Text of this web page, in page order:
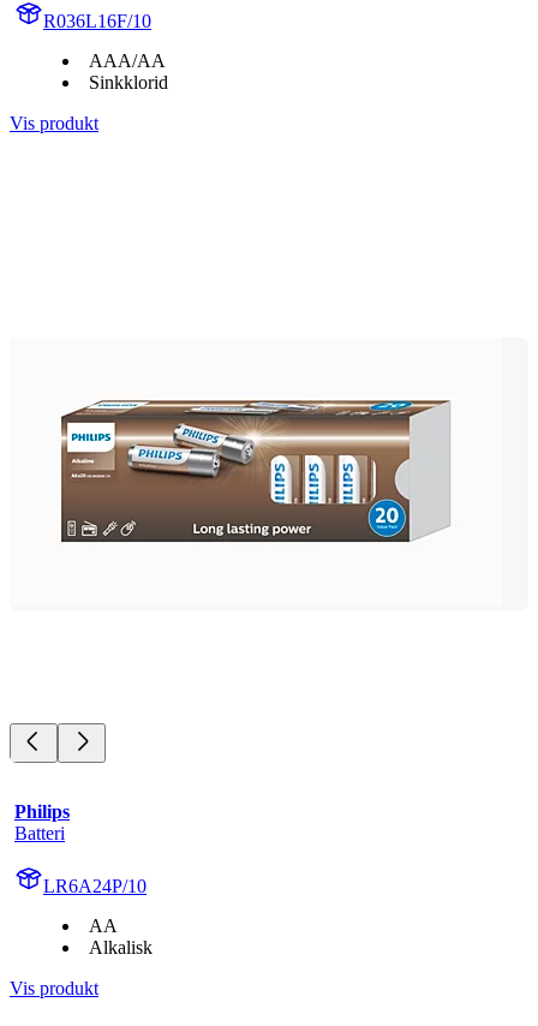
R036L16F/10
AAA/AA
Sinkklorid
Vis produkt
Philips
Batteri
LR6A24P/10
AA
Alkalisk
Vis produkt